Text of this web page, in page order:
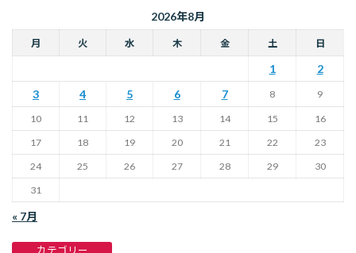
2026年8月
月 火 水 木 金 土 日
1
2
3
4 5 6 7 8 9
10 11 12 13 14 15
16
17
18 19 20 21 22
23
24
25 26 27 28 29
30
31
« 7月
カテゴリー